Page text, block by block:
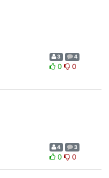
3 4
0 0
4 3
0 0